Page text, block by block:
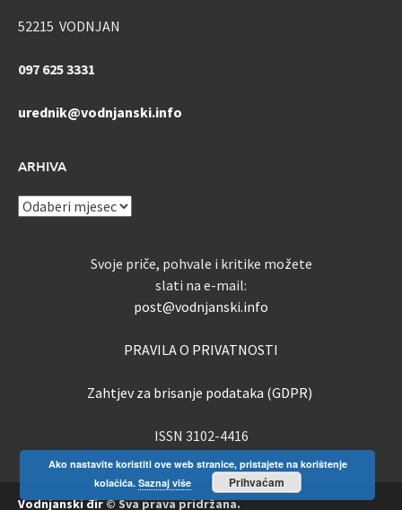
52215 VODNJAN
097 625 3331
urednik@vodnjanski.info
ARHIVA
ARHIVA
Svoje priče, pohvale i kritike možete
slati na e-mail:
post@vodnjanski.info
PRAVILA O PRIVATNOSTI
Zahtjev za brisanje podataka (GDPR)
ISSN 3102-4416
Vodnjanski đir© Sva prava pridržana.
Ako nastavite koristiti ove web stranice, pristajete na korištenje
kolačića. Saznaj više Prihvaćam